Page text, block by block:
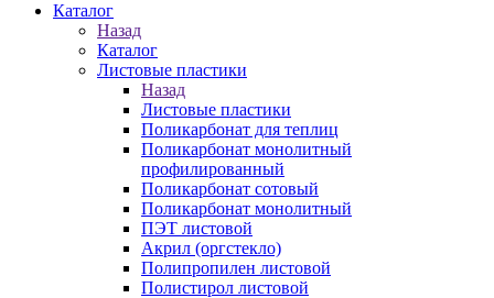
Каталог
Назад
Каталог
Листовые пластики
Назад
Листовые пластики
Поликарбонат для теплиц
Поликарбонат монолитный
профилированный
Поликарбонат сотовый
Поликарбонат монолитный
ПЭТ листовой
Акрил (оргстекло)
Полипропилен листовой
Полистирол листовой